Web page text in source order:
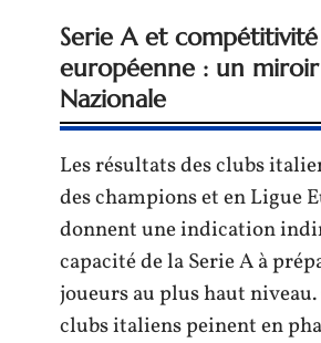
Serie A et compétitivité
européenne : un
Nazionale
Les résultats des clubs
des champions et en Ligue
donnent une indication
capacité de la Serie A à
joueurs au plus haut
clubs italiens peinent en